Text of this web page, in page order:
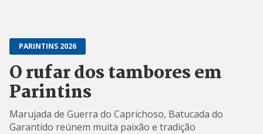
PARINTINS 2026
O rufar dos tambores em
Parintins
Marujada de Guerra do Caprichoso, Batucada do
Garantido reúnem muita paixão e tradição